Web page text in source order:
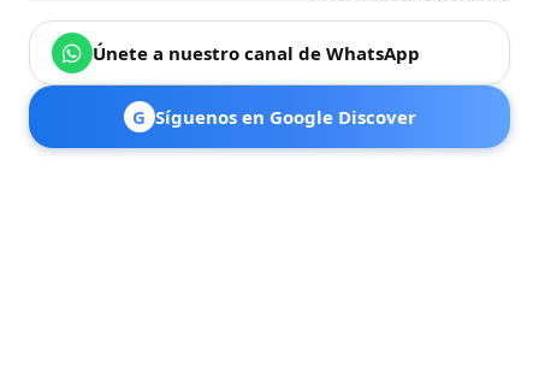
Únete a nuestro canal de WhatsApp
G Síguenos en Google Discover